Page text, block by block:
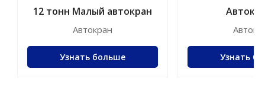
12 тонн Малый автокран
Автокран
Узнать больше
на 30 тонн
Узнать